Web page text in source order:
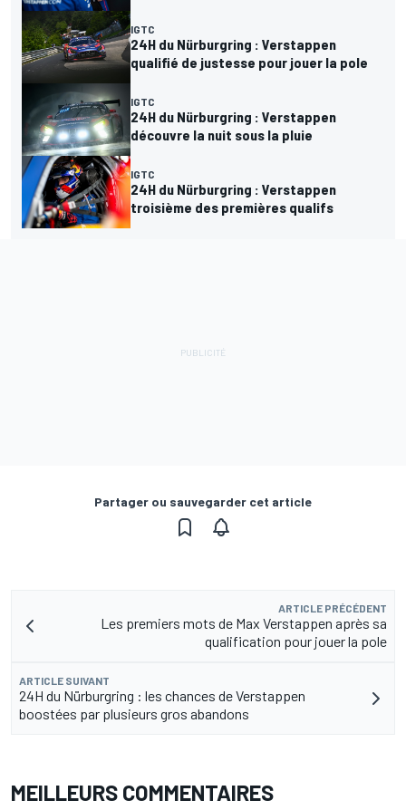
IGTC
24H du Nürburgring : Verstappen
qualifié de justesse pour jouer la pole
IGTC
24H du Nürburgring : Verstappen
découvre la nuit sous la pluie
IGTC
24H du Nürburgring : Verstappen
troisième des premières qualifs
Partager ou sauvegarder cet article
ARTICLE PRÉCÉDENT
Les premiers mots de Max Verstappen après sa
qualification pour jouer la pole
ARTICLE SUIVANT
24H du Nürburgring : les chances de Verstappen
boostées par plusieurs gros abandons
MEILLEURS COMMENTAIRES